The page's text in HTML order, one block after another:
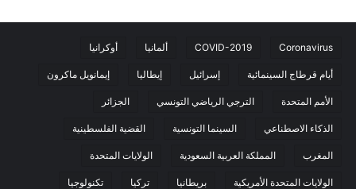
Coronavirus
COVID-2019 ألمانيا أوكرانيا
أيام قرطاج السينمائية إسرائيل إيطاليا إيمانويل ماكرون
الأمم المتحدة الترجي الرياضي التونسي الجزائر
الذكاء الاصطناعي السينما التونسية القضية الفلسطينية
المغرب المملكة العربية السعودية الولايات المتحدة
الولايات المتحدة الأمريكية بريطانيا تركيا تكنولوجيا